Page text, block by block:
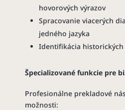
hovorových výrazov
Spracovanie viacerých
jedného jazyka
Identifikácia
Špecializované funkcie pre
Profesionálne prekladové
možnosti: